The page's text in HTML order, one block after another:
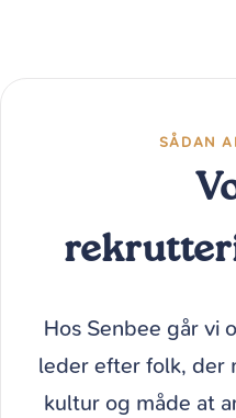
SÅDAN
Hos Senbee går vi
leder efter folk, der
kultur og måde at